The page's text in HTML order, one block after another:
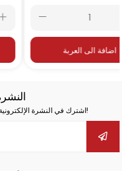
اضافة الى العربة
اشترك في النشرة الإلكترونية للحصول على آخر الفرص والخصومات!